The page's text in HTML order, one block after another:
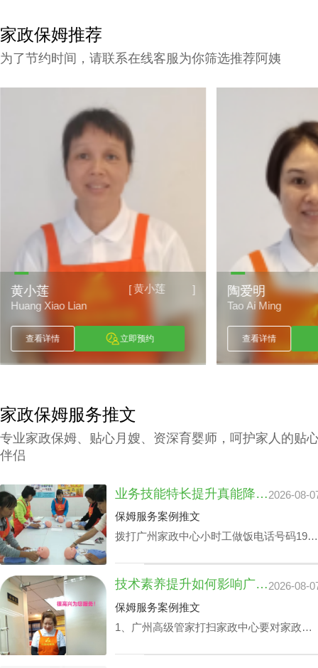
家政保姆推荐
为了节约时间，请联系在线客服为你筛选推荐阿姨
[黄小莲 ]
黄小莲
Huang Xiao Lian
查看详情 立即预约
陶爱明
Tao Ai Ming
查看详情
家政保姆服务推文
专业家政保姆、贴心月嫂、资深育婴师，呵护家人的贴
伴侣
业务技能特长提升真能降广州家政中心护理孩子收费？2026-08-
保姆服务案例推文
拨打广州家政中心小时工做饭电话号码199-
面试达标上岗。
技术素养提升如何影响广州家政中心流程价位2026-08-
保姆服务案例推文
1、广州高级管家打扫家政中心要对家政管